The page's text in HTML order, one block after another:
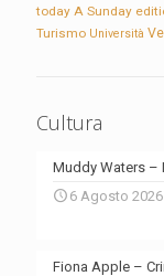
today A Sunday
Turismo Università
Cultura
Muddy Waters –
6 Agosto 2026
Fiona Apple –